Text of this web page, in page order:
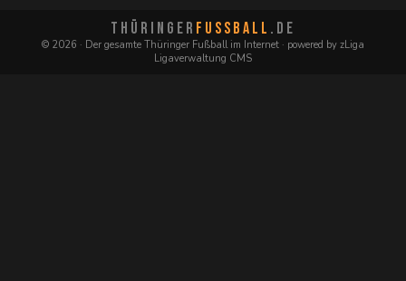
THÜRINGER FUSSBALL .DE
© 2026 · Der gesamte Thüringer Fußball im Internet · powered by zLiga
Ligaverwaltung CMS